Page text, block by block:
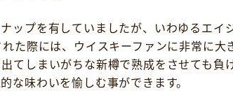
ップを有していましたが、いわゆるエ
た際には、ウイスキーファンに非常に
てしまいがちな新樽で熟成をさせても
な味わいを愉しむ事ができます。